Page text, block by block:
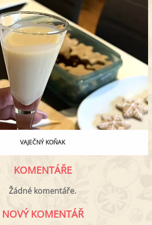
VAJEČNÝ KOŇAK
KOMENTÁŘE
Žádné komentáře.
NOVÝ KOMENTÁŘ